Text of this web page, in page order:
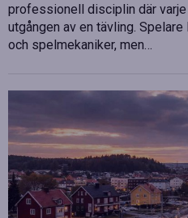
professionell disciplin där
utgången av en tävling.
och spelmekaniker, men…